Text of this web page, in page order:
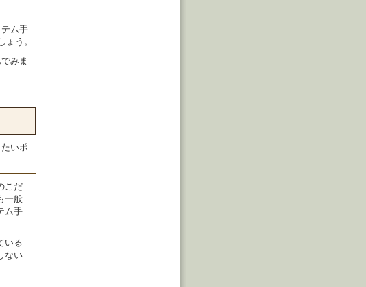
ム手
う。
みま
いポ
こだ
一般
ム手
いる
ない